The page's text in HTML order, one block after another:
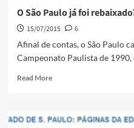
O São Paulo já foi
15/07/2015
6
Afinal de contas, o São Paulo
Campeonato Paulista de
Read More